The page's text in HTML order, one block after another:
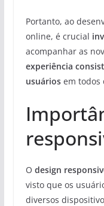
Portanto, ao
online, é crucial
acompanhar as
experiência
usuáriosem todos
O design
visto que os
diversos